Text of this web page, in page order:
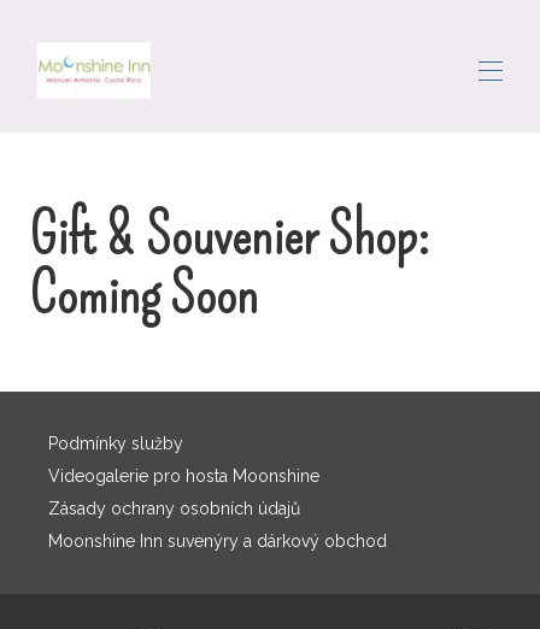
Rezervujte si prázdninové pronájmy
Oblast
Concierge
Recenze
Gift & Souvenier Shop:
Coming Soon
Podmínky služby
Videogalerie pro hosta Moonshine
Zásady ochrany osobních údajů
Moonshine Inn suvenýry a dárkový obchod